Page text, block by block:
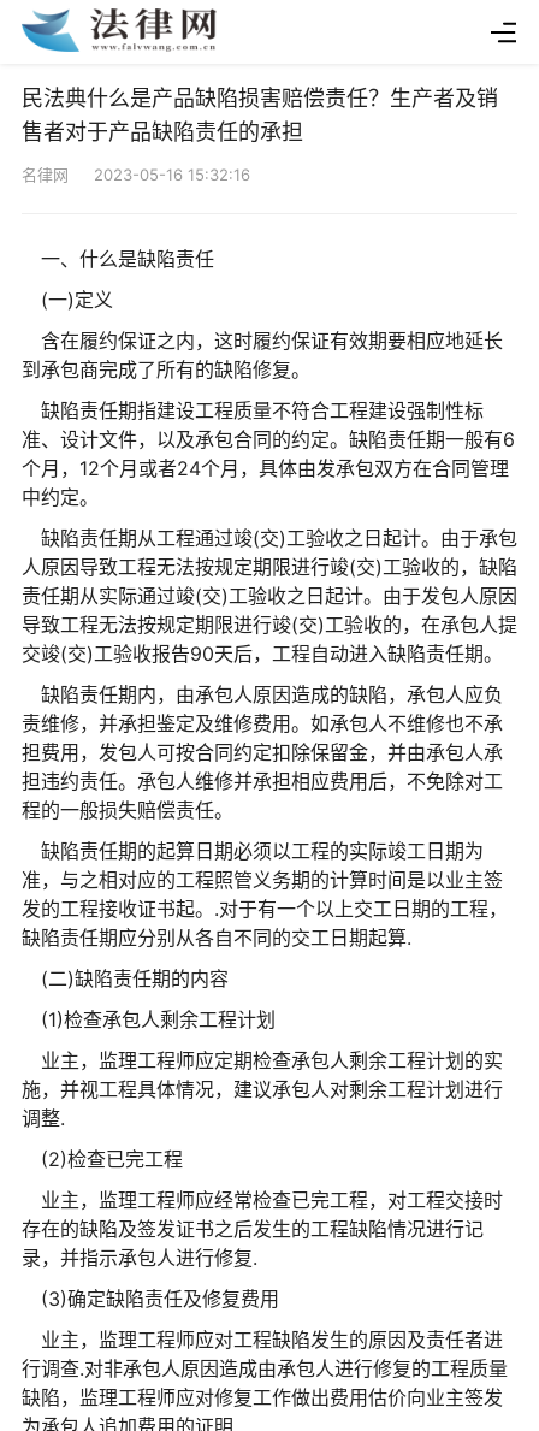
民法典什么是产品缺陷损害赔偿责任？生产者及销
售者对于产品缺陷责任的承担
名律网 2023-05-16 15:32:16
一、什么是缺陷责任
(一)定义
含在履约保证之内，这时履约保证有效期要相应地延长
到承包商完成了所有的缺陷修复。
缺陷责任期指建设工程质量不符合工程建设强制性标
准、设计文件，以及承包合同的约定。缺陷责任期一般有6
个月，12个月或者24个月，具体由发承包双方在合同管理
中约定。
缺陷责任期从工程通过竣(交)工验收之日起计。由于承包
人原因导致工程无法按规定期限进行竣(交)工验收的，缺陷
责任期从实际通过竣(交)工验收之日起计。由于发包人原因
导致工程无法按规定期限进行竣(交)工验收的，在承包人提
交竣(交)工验收报告90天后，工程自动进入缺陷责任期。
缺陷责任期内，由承包人原因造成的缺陷，承包人应负
责维修，并承担鉴定及维修费用。如承包人不维修也不承
担费用，发包人可按合同约定扣除保留金，并由承包人承
担违约责任。承包人维修并承担相应费用后，不免除对工
程的一般损失赔偿责任。
缺陷责任期的起算日期必须以工程的实际竣工日期为
准，与之相对应的工程照管义务期的计算时间是以业主签
发的工程接收证书起。.对于有一个以上交工日期的工程，
缺陷责任期应分别从各自不同的交工日期起算.
(二)缺陷责任期的内容
(1)检查承包人剩余工程计划
业主，监理工程师应定期检查承包人剩余工程计划的实
施，并视工程具体情况，建议承包人对剩余工程计划进行
调整.
(2)检查已完工程
业主，监理工程师应经常检查已完工程，对工程交接时
存在的缺陷及签发证书之后发生的工程缺陷情况进行记
录，并指示承包人进行修复.
(3)确定缺陷责任及修复费用
业主，监理工程师应对工程缺陷发生的原因及责任者进
行调查.对非承包人原因造成由承包人进行修复的工程质量
缺陷，监理工程师应对修复工作做出费用估价向业主签发
为承包人追加费用的证明.